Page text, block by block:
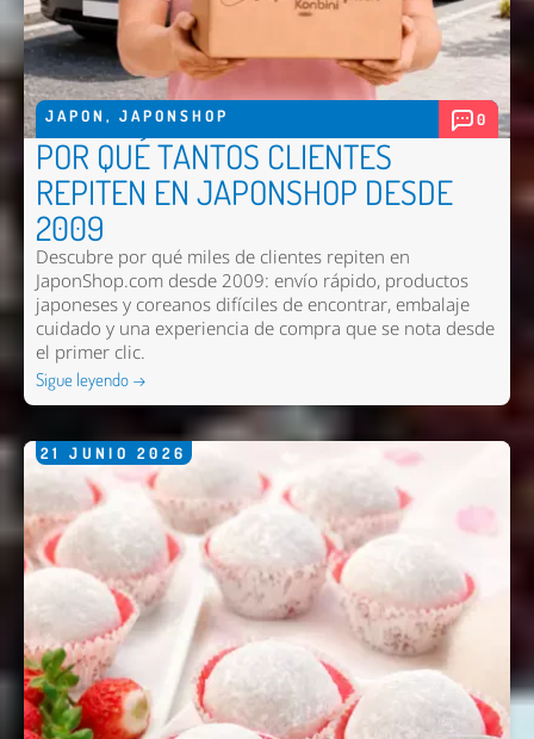
JAPON , JAPONSHOP 0
POR QUÉ TANTOS CLIENTES
REPITEN EN JAPONSHOP DESDE
2009
Descubre por qué miles de clientes repiten en
JaponShop.com desde 2009: envío rápido, productos
japoneses y coreanos difíciles de encontrar, embalaje
cuidado y una experiencia de compra que se nota desde
el primer clic.
Sigue leyendo →
21 JUNIO 2026